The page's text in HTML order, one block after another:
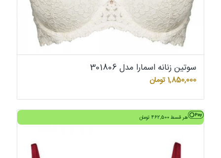
سوتین زنانه اسمارا مدل 301806
1,850,000 تومان
هر قسط462,500 تومان